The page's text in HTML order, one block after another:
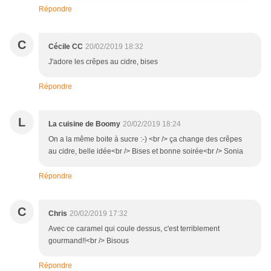
Répondre
C Cécile CC 20/02/2019 18:32
J'adore les crêpes au cidre, bises
Répondre
L La cuisine de Boomy 20/02/2019 18:24
On a la même boite à sucre :-) <br /> ça change des crêpes
au cidre, belle idée<br /> Bises et bonne soirée<br /> Sonia
Répondre
C Chris 20/02/2019 17:32
Avec ce caramel qui coule dessus, c'est terriblement
gourmand!!<br /> Bisous
Répondre